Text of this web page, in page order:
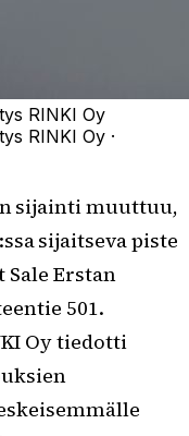
RINKI Oy
RINKI Oy ·
sijainti muuttuu,
sijaitseva piste
Erstan
501.
Oy tiedotti